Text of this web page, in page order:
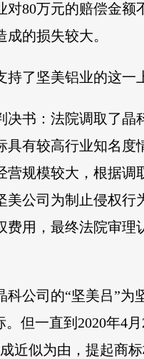
对80万元的赔偿金
的损失较大。
持了坚美铝业的这一
决书：法院调取了晶
具有较高行业知名度
营规模较大，根据
美公司为制止侵权
费用，最终法院审
科公司的“坚美吕”为
。但一直到2020年4
近似为由，提起商标